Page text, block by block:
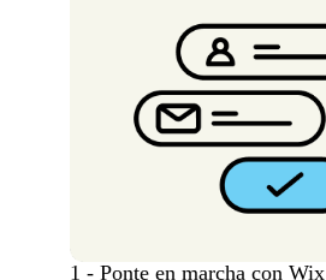
1 - Ponte en marcha con Wix